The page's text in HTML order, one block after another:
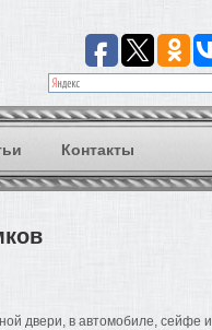
Контакты
двери, в автомобиле, сейфе и